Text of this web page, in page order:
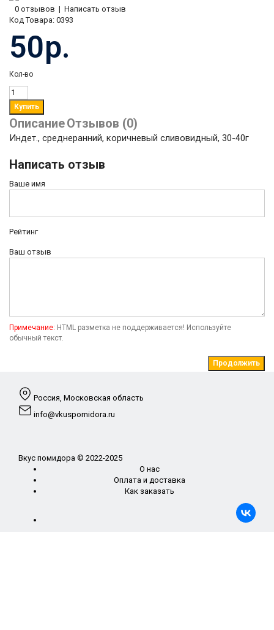
0 отзывов | Написать отзыв
Код Товара: 0393
50р.
Кол-во
ОписаниеОтзывов (0)
Индет., среднеранний, коричневый сливовидный, 30-40г
Написать отзыв
Ваше имя
Рейтинг
Ваш отзыв
Примечание: HTML разметка не поддерживается! Используйте
обычный текст.
Продолжить
Россия, Московская область
info@vkuspomidora.ru
Вкус помидора © 2022-2025
О нас
Оплата и доставка
Как заказать